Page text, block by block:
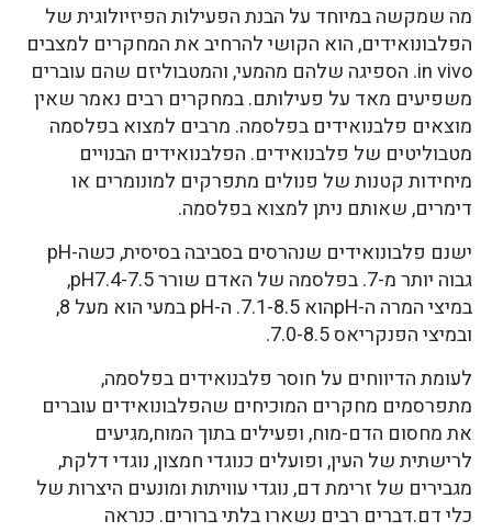
מה שמקשה במיוחד על הבנת הפעילות הפיזיולוגית של
הפלבונואידים, הוא הקושי להרחיב את המחקרים למצבים
in vivo. הספיגה שלהם מהמעי, והמטבוליזם שהם עוברים
משפיעים מאד על פעילותם. במחקרים רבים נאמר שאין
מוצאים פלבנואידים בפלסמה. מרבים למצוא בפלסמה
מטבוליטים של פלבנואידים. הפלבנואידים הבנויים
מיחידות קטנות של פנולים מתפרקים למונומרים או
דימרים, שאותם ניתן למצוא בפלסמה.
ישנם פלבונואידים שנהרסים בסביבה בסיסית, כשה-pH
גבוה יותר מ-7. בפלסמה של האדם שורר pH7.4-7.5,
במיצי המרה ה-pHהוא 7.1-8.5. ה-pH במעי הוא מעל 8,
ובמיצי הפנקריאס 7.0-8.5.
לעומת הדיווחים על חוסר פלבנואידים בפלסמה,
מתפרסמים מחקרים המוכיחים שהפלבונואידים עוברים
את מחסום הדם-מוח, ופעילים בתוך המוח,מגיעים
לרישתית של העין, ופועלים כנוגדי חמצון, נוגדי דלקת,
מגבירים של זרימת דם, נוגדי עוויתות ומונעים היצרות של
כלי דם.דברים רבים נשארו בלתי ברורים. כנראה